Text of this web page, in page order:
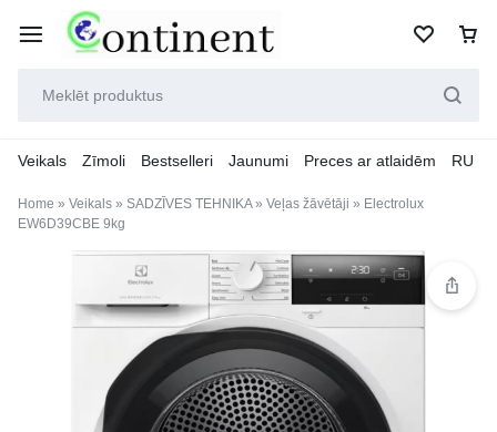
Veikals Zīmoli Bestselleri Jaunumi Preces ar atlaidēm RU
Home » Veikals » SADZĪVES TEHNIKA» Veļas žāvētāji » Electrolux
EW6D39CBE 9kg